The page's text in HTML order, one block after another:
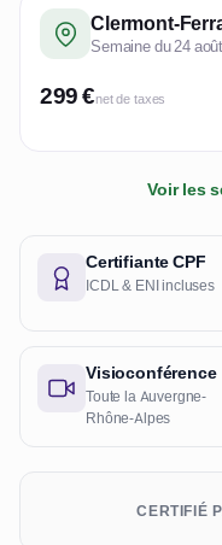
Clermont-
Semaine du 24
299 €net de taxes
Voir les
Certifiante CPF
ICDL & ENI incluses
Visioconférence
Toute la Auvergne-
Rhône-Alpes
CERTIFIÉ